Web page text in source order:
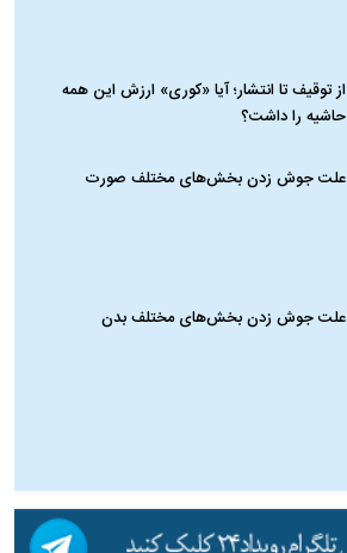
از توقیف تا انتشار؛ آیا «کوری» ارزش این همه
حاشیه را داشت؟
علت جوش زدن بخش‌های مختلف صورت
علت جوش زدن بخش‌های مختلف بدن